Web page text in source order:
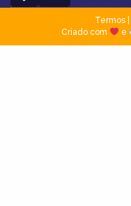
Termos|
Criado com
e